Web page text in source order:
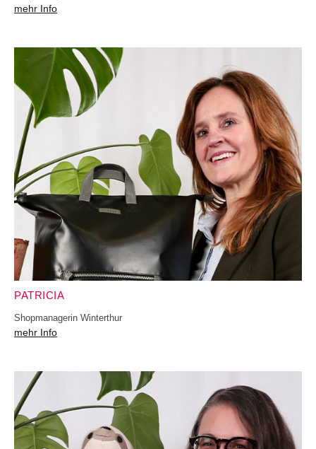
mehr Info
PATRICIA
Shopmanagerin Winterthur
mehr Info